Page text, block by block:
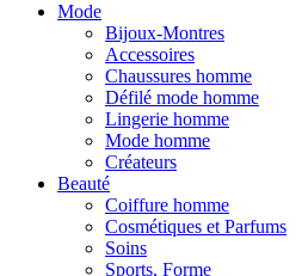
Mode
Bijoux-Montres
Accessoires
Chaussures homme
Défilé mode homme
Lingerie homme
Mode homme
Créateurs
Beauté
Coiffure homme
Cosmétiques et Parfums
Soins
Sports, Forme